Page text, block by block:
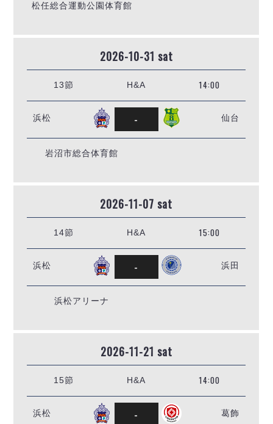
松任総合運動公園体育館
2026-10-31 sat
13節 H&A 14:00
浜松 - 仙台
岩沼市総合体育館
2026-11-07 sat
14節 H&A 15:00
浜松 - 浜田
浜松アリーナ
2026-11-21 sat
15節 H&A 14:00
浜松 - 葛飾